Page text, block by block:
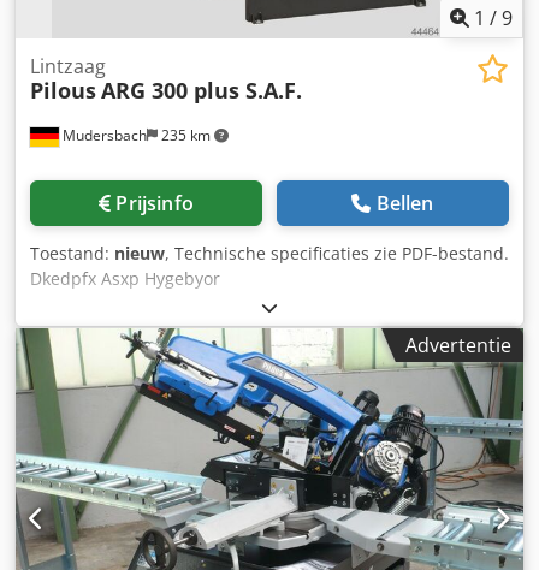
1 /9
Mudersbach 235 km
Lintzaag
PilousARG 300 plus S.A.F.
Prijsinfo Bellen
Toestand: nieuw, Technische specificaties zie PDF-bestand.
Dkedpfx Asxp Hygebyor
Advertentie